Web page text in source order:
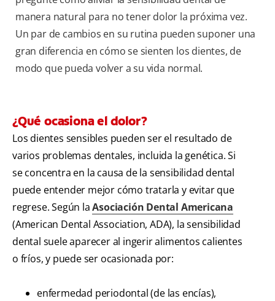
manera natural para no tener dolor la próxima vez.
Un par de cambios en su rutina pueden suponer una
gran diferencia en cómo se sienten los dientes, de
modo que pueda volver a su vida normal.
¿Qué ocasiona el dolor?
Los dientes sensibles pueden ser el resultado de
varios problemas dentales, incluida la genética. Si
se concentra en la causa de la sensibilidad dental
puede entender mejor cómo tratarla y evitar que
regrese. Según laAsociación Dental Americana
(American Dental Association, ADA), la sensibilidad
dental suele aparecer al ingerir alimentos calientes
o fríos, y puede ser ocasionada por:
enfermedad periodontal (de las encías),